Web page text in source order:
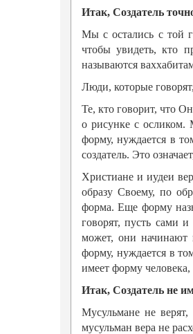
Итак, Создатель
Мы с остались с той
чтобы увидеть, кто
называются
Люди, которые
Те, кто говорит, что
о рисунке с осликом.
форму, нуждается в
создатель. Это
Христиане и иудеи
образу Своему, по
форма. Еще форму
говорят, пусть сами
может, они начинают
форму, нуждается в
имеет форму
Итак, Создатель не
Мусульмане не
мусульман вера не